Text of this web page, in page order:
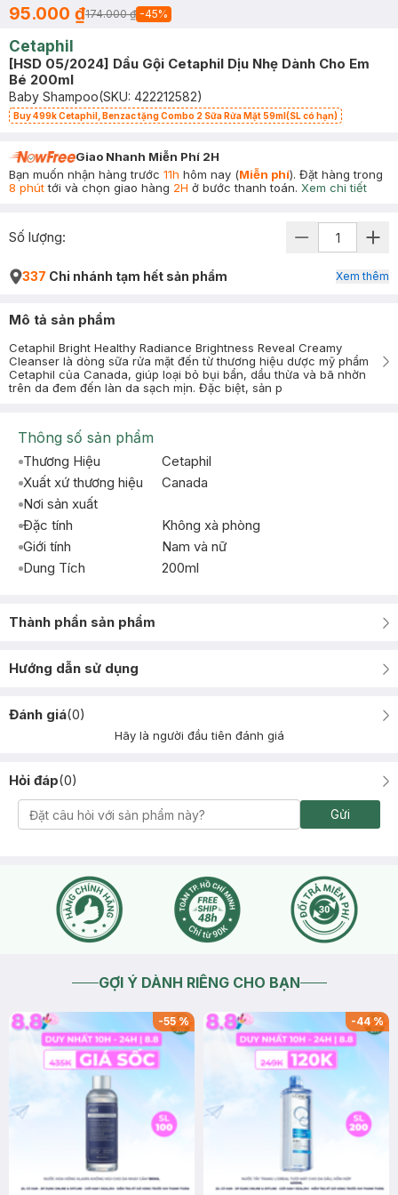
95.000 ₫174.000 ₫ -45%
Cetaphil
[HSD 05/2024] Dầu Gội Cetaphil Dịu Nhẹ Dành Cho Em
Bé 200ml
Baby Shampoo(SKU: 422212582)
Buy 499k Cetaphil, Benzac tặng Combo 2 Sữa Rửa Mặt 59ml(SL có hạn)
Giao Nhanh Miễn Phí 2H
Bạn muốn nhận hàng trước 11h hôm nay (Miễn phí). Đặt hàng trong
8 phúttới và chọn giao hàng 2H ở bước thanh toán. Xem chi tiết
Số lượng:
337 Chi nhánh tạm hết sản phẩm Xem thêm
Mô tả sản phẩm
Cetaphil Bright Healthy Radiance Brightness Reveal Creamy
Cleanser là dòng sữa rửa mặt đến từ thương hiệu dược mỹ phẩm
Cetaphil của Canada, giúp loại bỏ bụi bẩn, dầu thừa và bã nhờn
trên da đem đến làn da sạch mịn. Đặc biệt, sản p
Thông số sản phẩm
Thương Hiệu
Cetaphil
Xuất xứ thương hiệu
Canada
Nơi sản xuất
Đặc tính
Không xà phòng
Giới tính
Nam và nữ
Dung Tích
200ml
Thành phần sản phẩm
Hướng dẫn sử dụng
Đánh giá(0)
Hãy là người đầu tiên đánh giá
Hỏi đáp(0)
Gửi
GỢI Ý DÀNH RIÊNG CHO BẠN
-55% -44%